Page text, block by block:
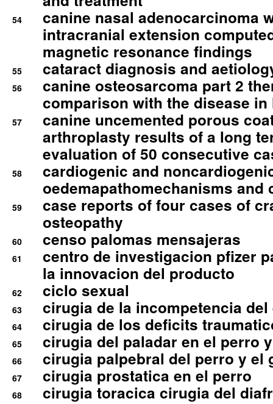
54
canine nasal adenocarcinoma
intracranial extension
magnetic resonance findings
55 cataract diagnosis and
56
canine osteosarcoma part 2
comparison with the disease in
57
canine uncemented porous
arthroplasty results of a long
evaluation of 50 consecutive
58
cardiogenic and
oedemapathomechanisms and
59
case reports of four cases of
osteopathy
60 censo palomas mensajeras
61
centro de investigacion pfizer
la innovacion del producto
62 ciclo sexual
63 cirugia de la incompetencia
64 cirugia de los deficits
65 cirugia del paladar en el perro
66 cirugia palpebral del perro y el
67 cirugia prostatica en el perro
68 cirugia toracica cirugia del